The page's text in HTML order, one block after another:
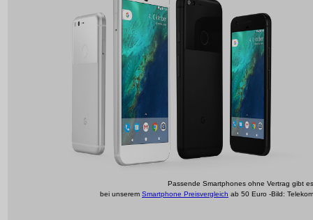
Passende Smartphones ohne Vertrag gibt es
bei unserem Smartphone Preisvergleich ab 50 Euro -Bild: Telekom